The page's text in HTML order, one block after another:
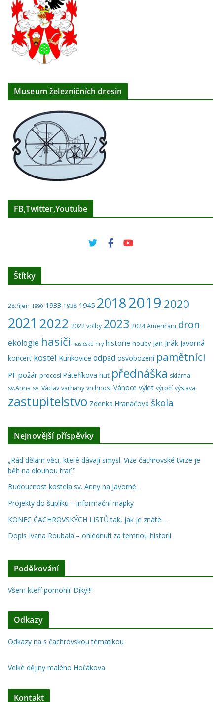
Museum železničních dresin
FB,Twitter,Youtube
Štítky
28.říjen 1890 1933 1938 1945 20182019 2020
2021 2022 2022 volby 2023 2024 Američani dron
ekologie hasiči hasičské hry historie houby Jan Jirák Javorná
koncert kostel Kunkovice odpad osvobození pamětníci
PF požár procesí Páteříkova huť přednáška sklárna
sv.Anna sv. Václav varhany vrchnost Vánoce výlet výročí výstava
zastupitelstvo Zdenka Hranáčová škola
Nejnovější příspěvky
„Rád dělám věci, které dávají smysl. Vize čachrovské tvrze je
běh na dlouhou trať.“
Budoucnost kostela sv. Anny na Javorné…
Projekty do šuplíku – informační mapky
KONEC ČACHROVSKÝCH LISTŮ tak, jak je znáte…
Dopis Ivana Roubala – ohlédnutí za temnou historií
Poděkování
Všem kteří pomohli. Díky!!!
Odkazy
Odkazy na s čachrovskou tématikou
Velké dějiny malého Hořákova
Kontakt